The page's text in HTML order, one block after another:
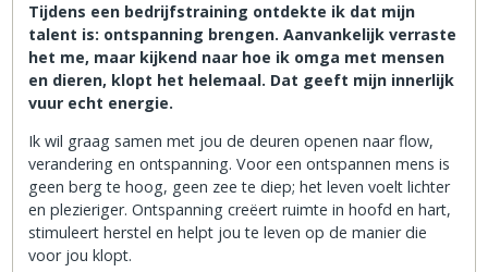
Tijdens een bedrijfstraining ontdekte ik dat mijn
talent is: ontspanning brengen. Aanvankelijk verraste
het me, maar kijkend naar hoe ik omga met mensen
en dieren, klopt het helemaal. Dat geeft mijn innerlijk
vuur echt energie.
Ik wil graag samen met jou de deuren openen naar flow,
verandering en ontspanning. Voor een ontspannen mens is
geen berg te hoog, geen zee te diep; het leven voelt lichter
en plezieriger. Ontspanning creëert ruimte in hoofd en hart,
stimuleert herstel en helpt jou te leven op de manier die
voor jou klopt.